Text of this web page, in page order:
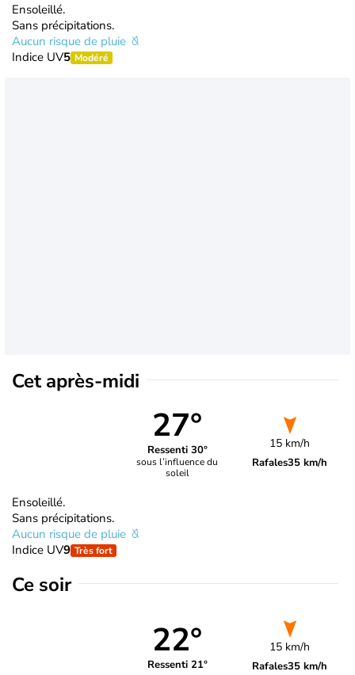
Ensoleillé.
Sans précipitations.
Aucun risque de pluie
Indice UV5 Modéré
Cet après-midi
27°
Ressenti 30°
sous l’influence du
soleil
15 km/h
Rafales35 km/h
Ensoleillé.
Sans précipitations.
Aucun risque de pluie
Indice UV9 Très fort
Ce soir
22°
Ressenti 21°
15 km/h
Rafales35 km/h